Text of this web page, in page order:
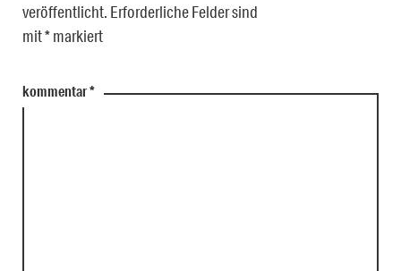
veröffentlicht. Erforderliche Felder sind
mit*markiert
kommentar*